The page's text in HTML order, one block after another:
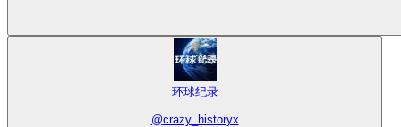
环球纪录
@crazy_historyx